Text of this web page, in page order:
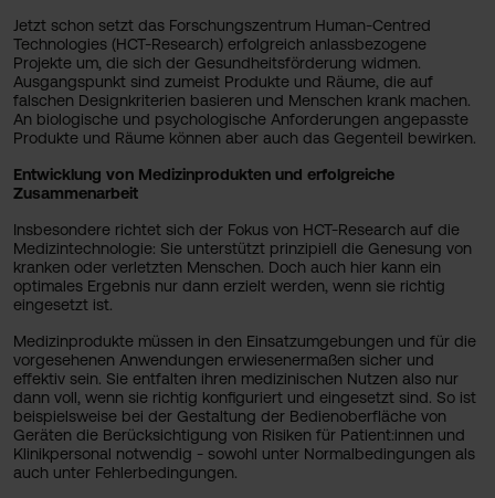
Jetzt schon setzt das Forschungszentrum Human-Centred
Technologies (HCT-Research) erfolgreich anlassbezogene
Projekte um, die sich der Gesundheitsförderung widmen.
Ausgangspunkt sind zumeist Produkte und Räume, die auf
falschen Designkriterien basieren und Menschen krank machen.
An biologische und psychologische Anforderungen angepasste
Produkte und Räume können aber auch das Gegenteil bewirken.
Entwicklung von Medizinprodukten und erfolgreiche
Zusammenarbeit
Insbesondere richtet sich der Fokus von HCT-Research auf die
Medizintechnologie: Sie unterstützt prinzipiell die Genesung von
kranken oder verletzten Menschen. Doch auch hier kann ein
optimales Ergebnis nur dann erzielt werden, wenn sie richtig
eingesetzt ist.
Medizinprodukte müssen in den Einsatzumgebungen und für die
vorgesehenen Anwendungen erwiesenermaßen sicher und
effektiv sein. Sie entfalten ihren medizinischen Nutzen also nur
dann voll, wenn sie richtig konfiguriert und eingesetzt sind. So ist
beispielsweise bei der Gestaltung der Bedienoberfläche von
Geräten die Berücksichtigung von Risiken für Patient:innen und
Klinikpersonal notwendig - sowohl unter Normalbedingungen als
auch unter Fehlerbedingungen.